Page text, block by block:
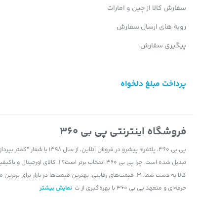
پردازنده‌هایی جدید از نسل جدید
لپ تاپ گیمینگ ایسوس راگ RTX4090 175W 32G 1T 2023
زیادی در انتخاب این مدل بگذارد. گیمرها و افرادی که لپ‌تاپی
مگابایت حافظه کش نیز در این بخش به‌کار رفته است. اما در
میزان رم و حافظه داخلی لپ تاپ
لپ تاپ ایسوس راگ 16 مدل 2023 دارای 32 گیگابایت حافظه رم است. این رم از نوع
سفارش کالا از چین و امارات
رویه های ارسال سفارش
پیگیری سفارش
پرداخت مبلغ دلخواه
فروشگاه اینترنتی پی بی 360
پی بی 360، پلتفرم پیشرو در
حرفه‌ای و متعهد پی بی 360 با بهره‌گیری از ت
نمایش بیشتر